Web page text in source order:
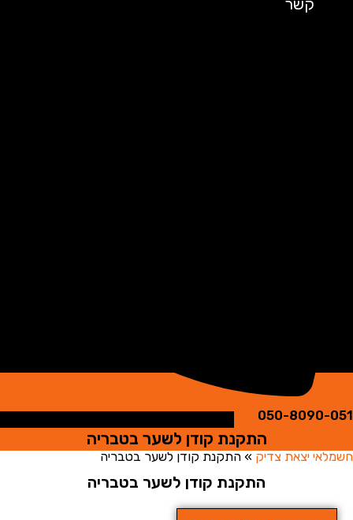
קשר
050-
התקנת קודן לשער בטבריה
יצאת צדיק »התקנת קודן לשער בטבריה
התקנת קודן לשער בטבריה